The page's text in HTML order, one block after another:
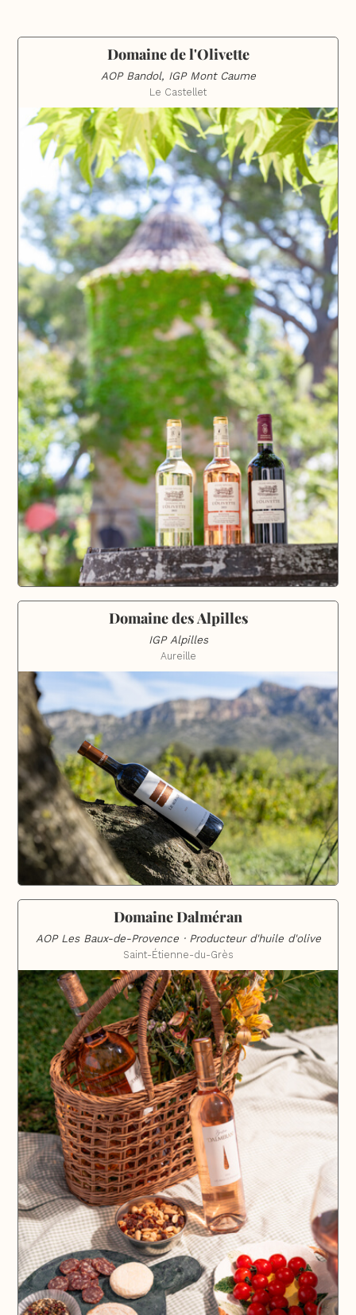
Domaine de l'Olivette
AOP Bandol, IGP Mont Caume
Le Castellet
Domaine des Alpilles
IGP Alpilles
Aureille
Domaine Dalméran
AOP Les Baux-de-Provence · Producteur d'huile d'olive
Saint-Étienne-du-Grès